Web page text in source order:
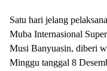
Satu hari jelang
Muba Internasional
Musi Banyuasin, diberi
Minggu tanggal 8